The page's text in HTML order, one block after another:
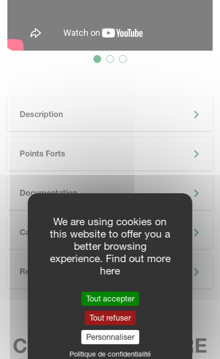
Description
Points Forts
Documentation
Caractéristiques Techniques
Related
TROUVEZ VOTRE
CONCESSIONNAIRE
We are using cookies on
this website to offer you a
better browsing
experience. Find out more
here
Tout accepter
Tout refuser
Personnaliser
Politique de confidentialité